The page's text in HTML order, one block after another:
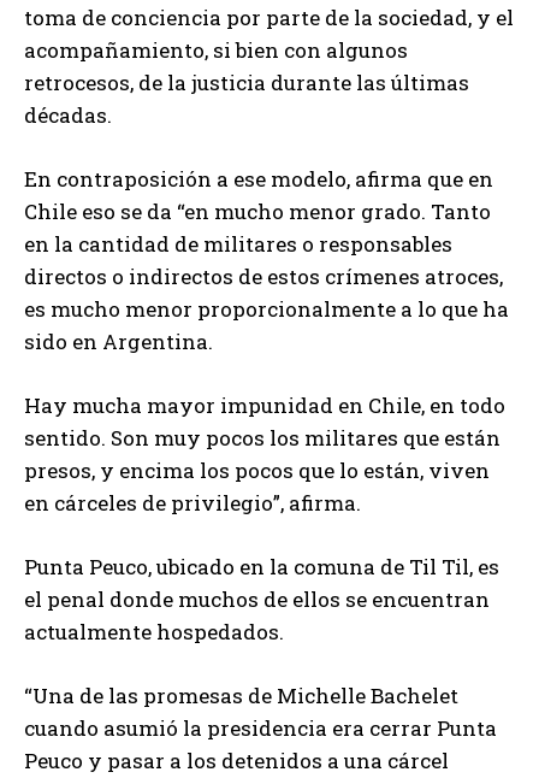
toma de conciencia por parte de la sociedad, y el
acompañamiento, si bien con algunos
retrocesos, de la justicia durante las últimas
décadas.
En contraposición a ese modelo, afirma que en
Chile eso se da “en mucho menor grado. Tanto
en la cantidad de militares o responsables
directos o indirectos de estos crímenes atroces,
es mucho menor proporcionalmente a lo que ha
sido en Argentina.
Hay mucha mayor impunidad en Chile, en todo
sentido. Son muy pocos los militares que están
presos, y encima los pocos que lo están, viven
en cárceles de privilegio”, afirma.
Punta Peuco, ubicado en la comuna de Til Til, es
el penal donde muchos de ellos se encuentran
actualmente hospedados.
“Una de las promesas de Michelle Bachelet
cuando asumió la presidencia era cerrar Punta
Peuco y pasar a los detenidos a una cárcel